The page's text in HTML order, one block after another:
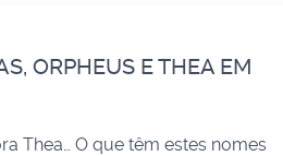
ORPHEUS E THEA EM
Thea… O que têm estes nomes